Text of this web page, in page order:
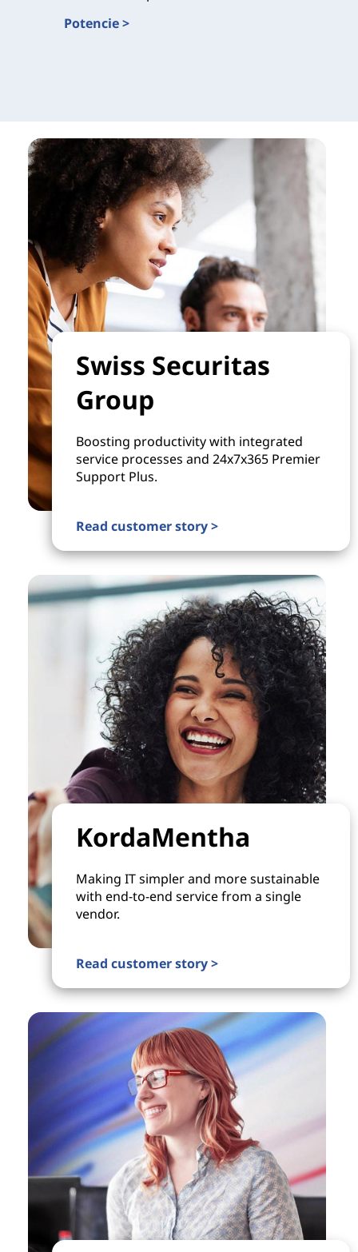
Potencie >
Swiss Securitas
Group
Boosting productivity with integrated
service processes and 24x7x365 Premier
Support Plus.
Read customer story >
KordaMentha
Making IT simpler and more sustainable
with end-to-end service from a single
vendor.
Read customer story >